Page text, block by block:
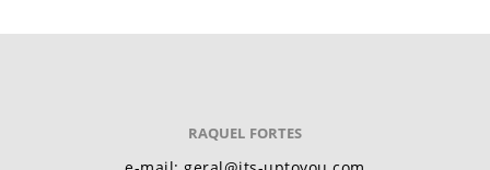
RAQUEL FORTES